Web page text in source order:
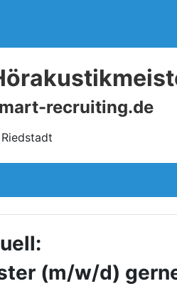
recruiting.de
Riedstadt
(m/w/d)